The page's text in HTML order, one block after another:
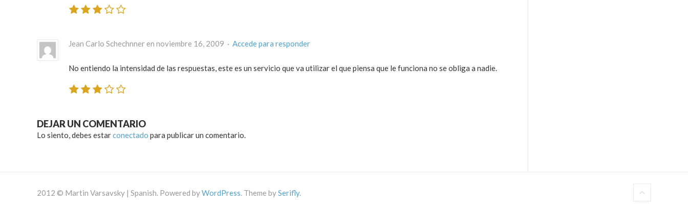
Jean Carlo Schechnner en noviembre 16, 2009 · Accede para responder
No entiendo la intensidad de las respuestas, este es un servicio que va utilizar el que piensa que le funciona no se obliga a nadie.
DEJAR UN COMENTARIO
Lo siento, debes estarconectado para publicar un comentario.
2012 © Martin Varsavsky | Spanish. Powered byWordPress. Theme bySerifly.